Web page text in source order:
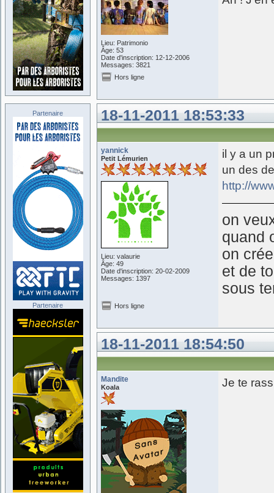
Lieu: Patrimonio
Âge: 53
Date d'inscription: 12-12-2006
Messages: 3821
Hors ligne
18-11-2011 18:53:33
yannick
Petit Lémurien
Lieu: valaurie
Âge: 49
Date d'inscription: 20-02-2009
Messages: 1397
il y a un
un des
http://
on
quand
on
et de
sous
Hors ligne
18-11-2011 18:54:50
Mandite
Koala Je te
Partenaire
Partenaire